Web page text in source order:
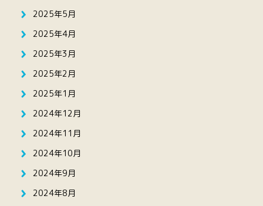
2025年5月
2025年4月
2025年3月
2025年2月
2025年1月
2024年12月
2024年11月
2024年10月
2024年9月
2024年8月